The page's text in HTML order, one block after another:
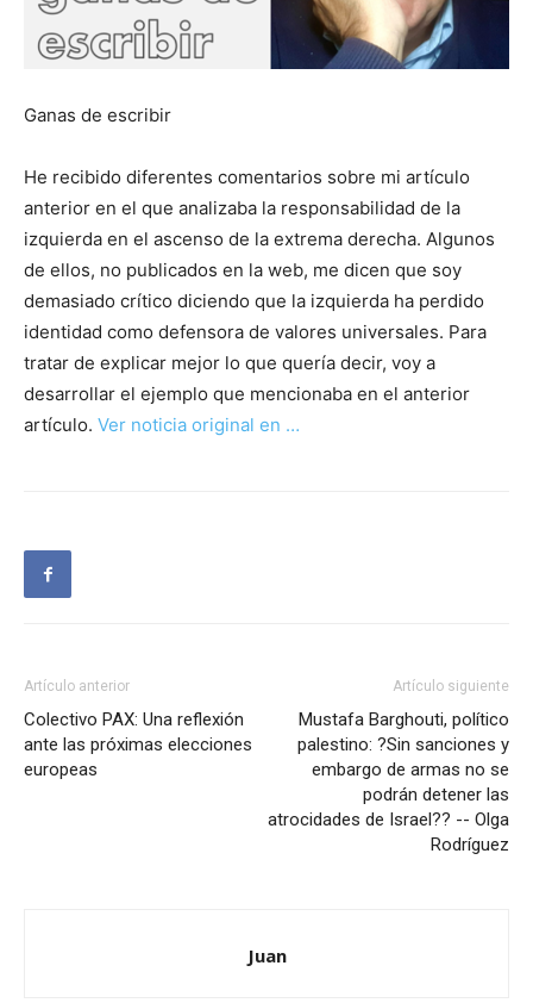
Ganas de escribir
He recibido diferentes comentarios sobre mi artículo
anterior en el que analizaba la responsabilidad de la
izquierda en el ascenso de la extrema derecha. Algunos
de ellos, no publicados en la web, me dicen que soy
demasiado crítico diciendo que la izquierda ha perdido
identidad como defensora de valores universales. Para
tratar de explicar mejor lo que quería decir, voy a
desarrollar el ejemplo que mencionaba en el anterior
artículo. Ver noticia original en …
Artículo anterior
Colectivo PAX: Una reflexión
ante las próximas elecciones
europeas
Artículo siguiente
Mustafa Barghouti, político
palestino: ?Sin sanciones y
embargo de armas no se
podrán detener las
atrocidades de Israel?? -- Olga
Rodríguez
Juan